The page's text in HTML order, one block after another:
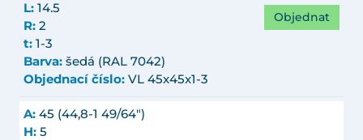
L: 14.5
R: 2
t: 1-3
Barva: šedá (RAL 7042)
Objednací číslo: VL 45x45x1-3
Objednat
A: 45 (44,8-1 49/64")
H: 5